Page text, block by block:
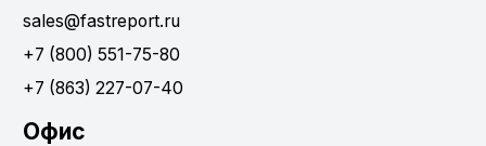
sales@fastreport.ru
+7 (800) 551-75-80
+7 (863) 227-07-40
Офис